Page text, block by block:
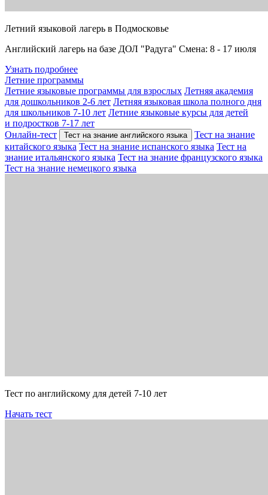
Летний языковой лагерь в Подмосковье
Английский лагерь на базе ДОЛ "Радуга" Смена: 8 - 17 июля
Узнать подробнее
Летние программы
Летние языковые программы для взрослых Летняя академия
для дошкольников 2-6 лет Летняя языковая школа полного дня
для школьников 7-10 лет Летние языковые курсы для детей
и подростков 7-17 лет
Онлайн-тест
Тест на знание английского языка
Тест на знание
китайского языка Тест на знание испанского языка Тест на
знание итальянского языка Тест на знание французского языка
Тест на знание немецкого языка
Тест по английскому для детей 7-10 лет
Начать тест